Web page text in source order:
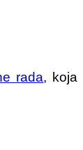
rada, koja